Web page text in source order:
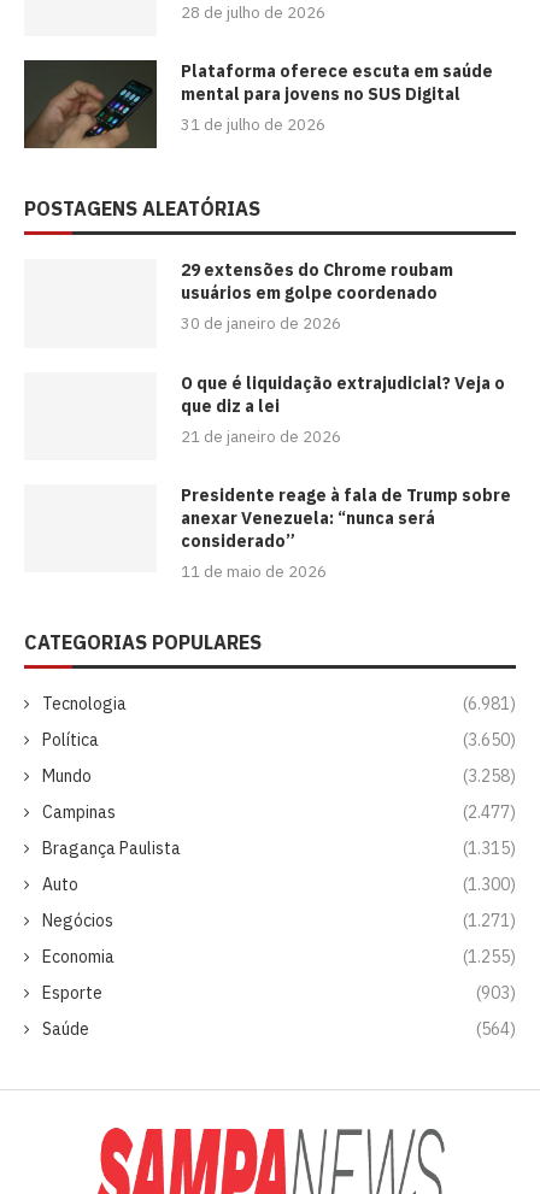
28 de julho de 2026
Plataforma oferece escuta em saúde
mental para jovens no SUS Digital
31 de julho de 2026
POSTAGENS ALEATÓRIAS
29 extensões do Chrome roubam
usuários em golpe coordenado
30 de janeiro de 2026
O que é liquidação extrajudicial? Veja o
que diz a lei
21 de janeiro de 2026
Presidente reage à fala de Trump sobre
anexar Venezuela: “nunca será
considerado”
11 de maio de 2026
CATEGORIAS POPULARES
Tecnologia
(6.981)
Política
(3.650)
Mundo
(3.258)
Campinas
(2.477)
Bragança Paulista
(1.315)
Auto
(1.300)
Negócios
(1.271)
Economia
(1.255)
Esporte
(903)
Saúde
(564)